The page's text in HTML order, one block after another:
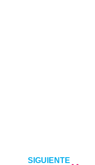
SIGUIENTE